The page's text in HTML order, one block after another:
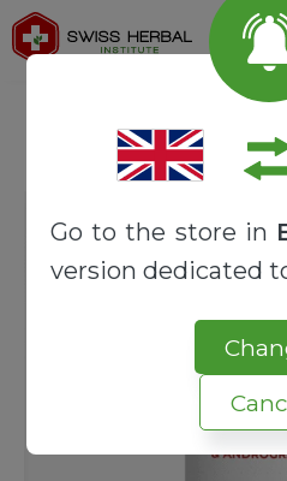
Go to the store in
version dedicated
Strona główna RECEPTURY
ELEUTHERO + ANDROGRAPHIS